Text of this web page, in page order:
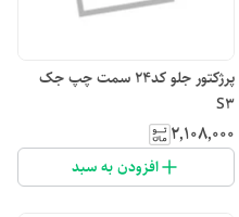
پرژکتور جلو کد۲۴ سمت چپ جک
S3
۲٬۱۰۸٬۰۰۰
افزودن به سبد